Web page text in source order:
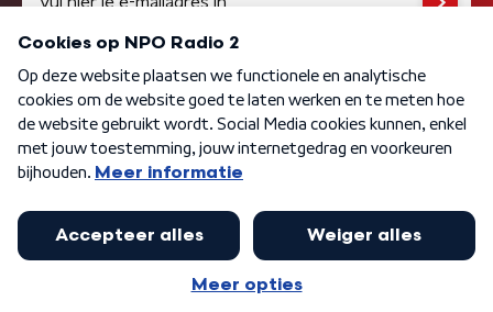
Algemene voorwaarden